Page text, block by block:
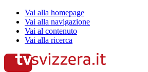
Vai alla homepage
Vai alla navigazione
Vai al contenuto
Vai alla ricerca